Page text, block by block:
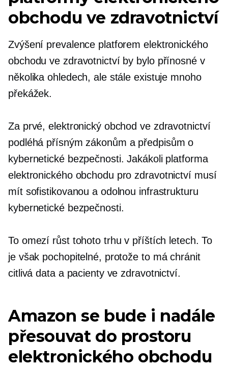
obchodu ve zdravotnictví
Zvýšení prevalence platforem elektronického
obchodu ve zdravotnictví by bylo přínosné v
několika ohledech, ale stále existuje mnoho
překážek.
Za prvé, elektronický obchod ve zdravotnictví
podléhá přísným zákonům a předpisům o
kybernetické bezpečnosti. Jakákoli platforma
elektronického obchodu pro zdravotnictví musí
mít sofistikovanou a odolnou infrastrukturu
kybernetické bezpečnosti.
To omezí růst tohoto trhu v příštích letech. To
je však pochopitelné, protože to má chránit
citlivá data a pacienty ve zdravotnictví.
Amazon se bude i nadále
přesouvat do prostoru
elektronického obchodu